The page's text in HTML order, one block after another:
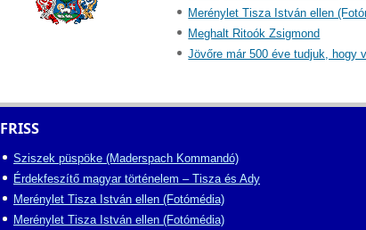
Merénylet Tisza István ellen
Meghalt Ritoók Zsigmond
Jövőre már 500 éve tudjuk, hogy
FRISS
Sziszek püspöke (Maderspach Kommandó)
Érdekfeszítő magyar történelem – Tisza és Ady
Merénylet Tisza István ellen (Fotómédia)
Merénylet Tisza István ellen (Fotómédia)